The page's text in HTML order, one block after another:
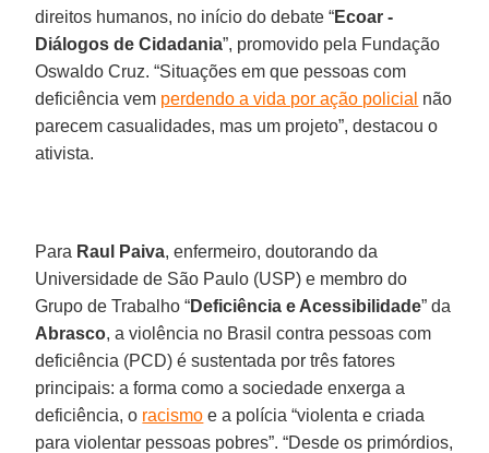
direitos humanos, no início do debate “Ecoar -
Diálogos de Cidadania”, promovido pela Fundação
Oswaldo Cruz. “Situações em que pessoas com
deficiência vem perdendo a vida por ação policial não
parecem casualidades, mas um projeto”, destacou o
ativista.
Para Raul Paiva, enfermeiro, doutorando da
Universidade de São Paulo (USP) e membro do
Grupo de Trabalho “Deficiência e Acessibilidade” da
Abrasco, a violência no Brasil contra pessoas com
deficiência (PCD) é sustentada por três fatores
principais: a forma como a sociedade enxerga a
deficiência, o racismo e a polícia “violenta e criada
para violentar pessoas pobres”. “Desde os primórdios,